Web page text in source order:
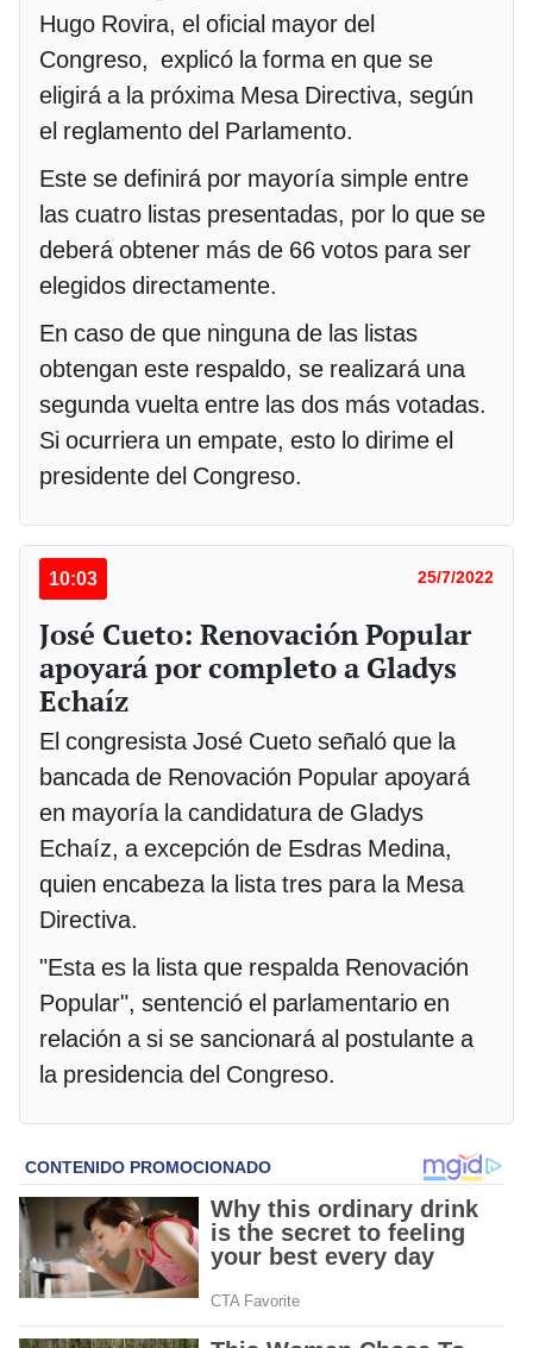
Hugo Rovira, el oficial mayor del
Congreso, explicó la forma en que se
eligirá a la próxima Mesa Directiva, según
el reglamento del Parlamento.
Este se definirá por mayoría simple entre
las cuatro listas presentadas, por lo que se
deberá obtener más de 66 votos para ser
elegidos directamente.
En caso de que ninguna de las listas
obtengan este respaldo, se realizará una
segunda vuelta entre las dos más votadas.
Si ocurriera un empate, esto lo dirime el
presidente del Congreso.
10:03 25/7/2022
José Cueto: Renovación Popular
apoyará por completo a Gladys
Echaíz
El congresista José Cueto señaló que la
bancada de Renovación Popular apoyará
en mayoría la candidatura de Gladys
Echaíz, a excepción de Esdras Medina,
quien encabeza la lista tres para la Mesa
Directiva.
"Esta es la lista que respalda Renovación
Popular", sentenció el parlamentario en
relación a si se sancionará al postulante a
la presidencia del Congreso.